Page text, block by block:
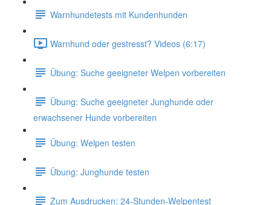
Warnhundetests mit Kundenhunden
Warnhund oder gestresst? Videos (6:17)
Übung: Suche geeigneter Welpen vorbereiten
Übung: Suche geeigneter Junghunde oder
erwachsener Hunde vorbereiten
Übung: Welpen testen
Übung: Junghunde testen
Zum Ausdrucken: 24-Stunden-Welpentest